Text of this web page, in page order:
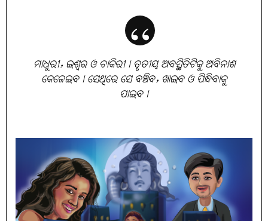
ମାଧୁରୀ, ଇଶ୍ବର ଓ ଚାକିରୀ। ତୃତୀୟ ଅବସ୍ଥିତିଟିକୁ ଅବିନାଶ
କେଳେଇବ। ସେଥିରେ ସେ ବଞ୍ଚିବ, ଖାଇବ ଓ ପିନ୍ଧିବାକୁ
ପାଇବ।